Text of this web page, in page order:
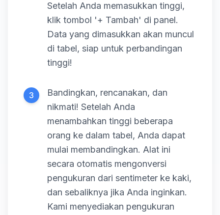
Setelah Anda memasukkan tinggi,
klik tombol '+ Tambah' di panel.
Data yang dimasukkan akan muncul
di tabel, siap untuk perbandingan
tinggi!
3
Bandingkan, rencanakan, dan
nikmati! Setelah Anda
menambahkan tinggi beberapa
orang ke dalam tabel, Anda dapat
mulai membandingkan. Alat ini
secara otomatis mengonversi
pengukuran dari sentimeter ke kaki,
dan sebaliknya jika Anda inginkan.
Kami menyediakan pengukuran